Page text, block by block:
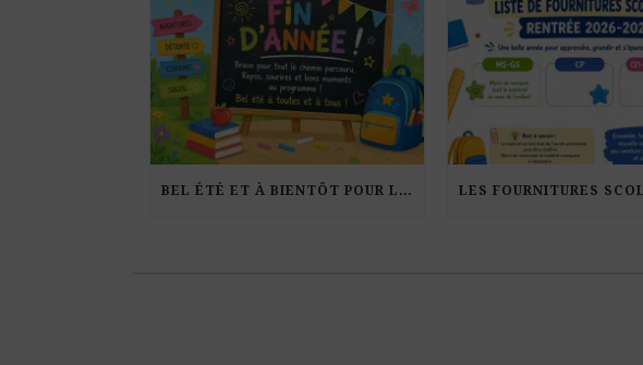
BEL ÉTÉ ET À BIENTÔT POUR LA RENTRÉE !